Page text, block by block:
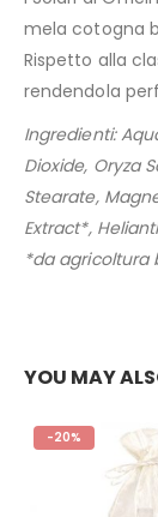
mela cotogna
Rispetto alla
rendendola
Ingredienti:
Dioxide, Oryza
Stearate,
Extract*,
*da agricoltura
YOU MAY
-20%